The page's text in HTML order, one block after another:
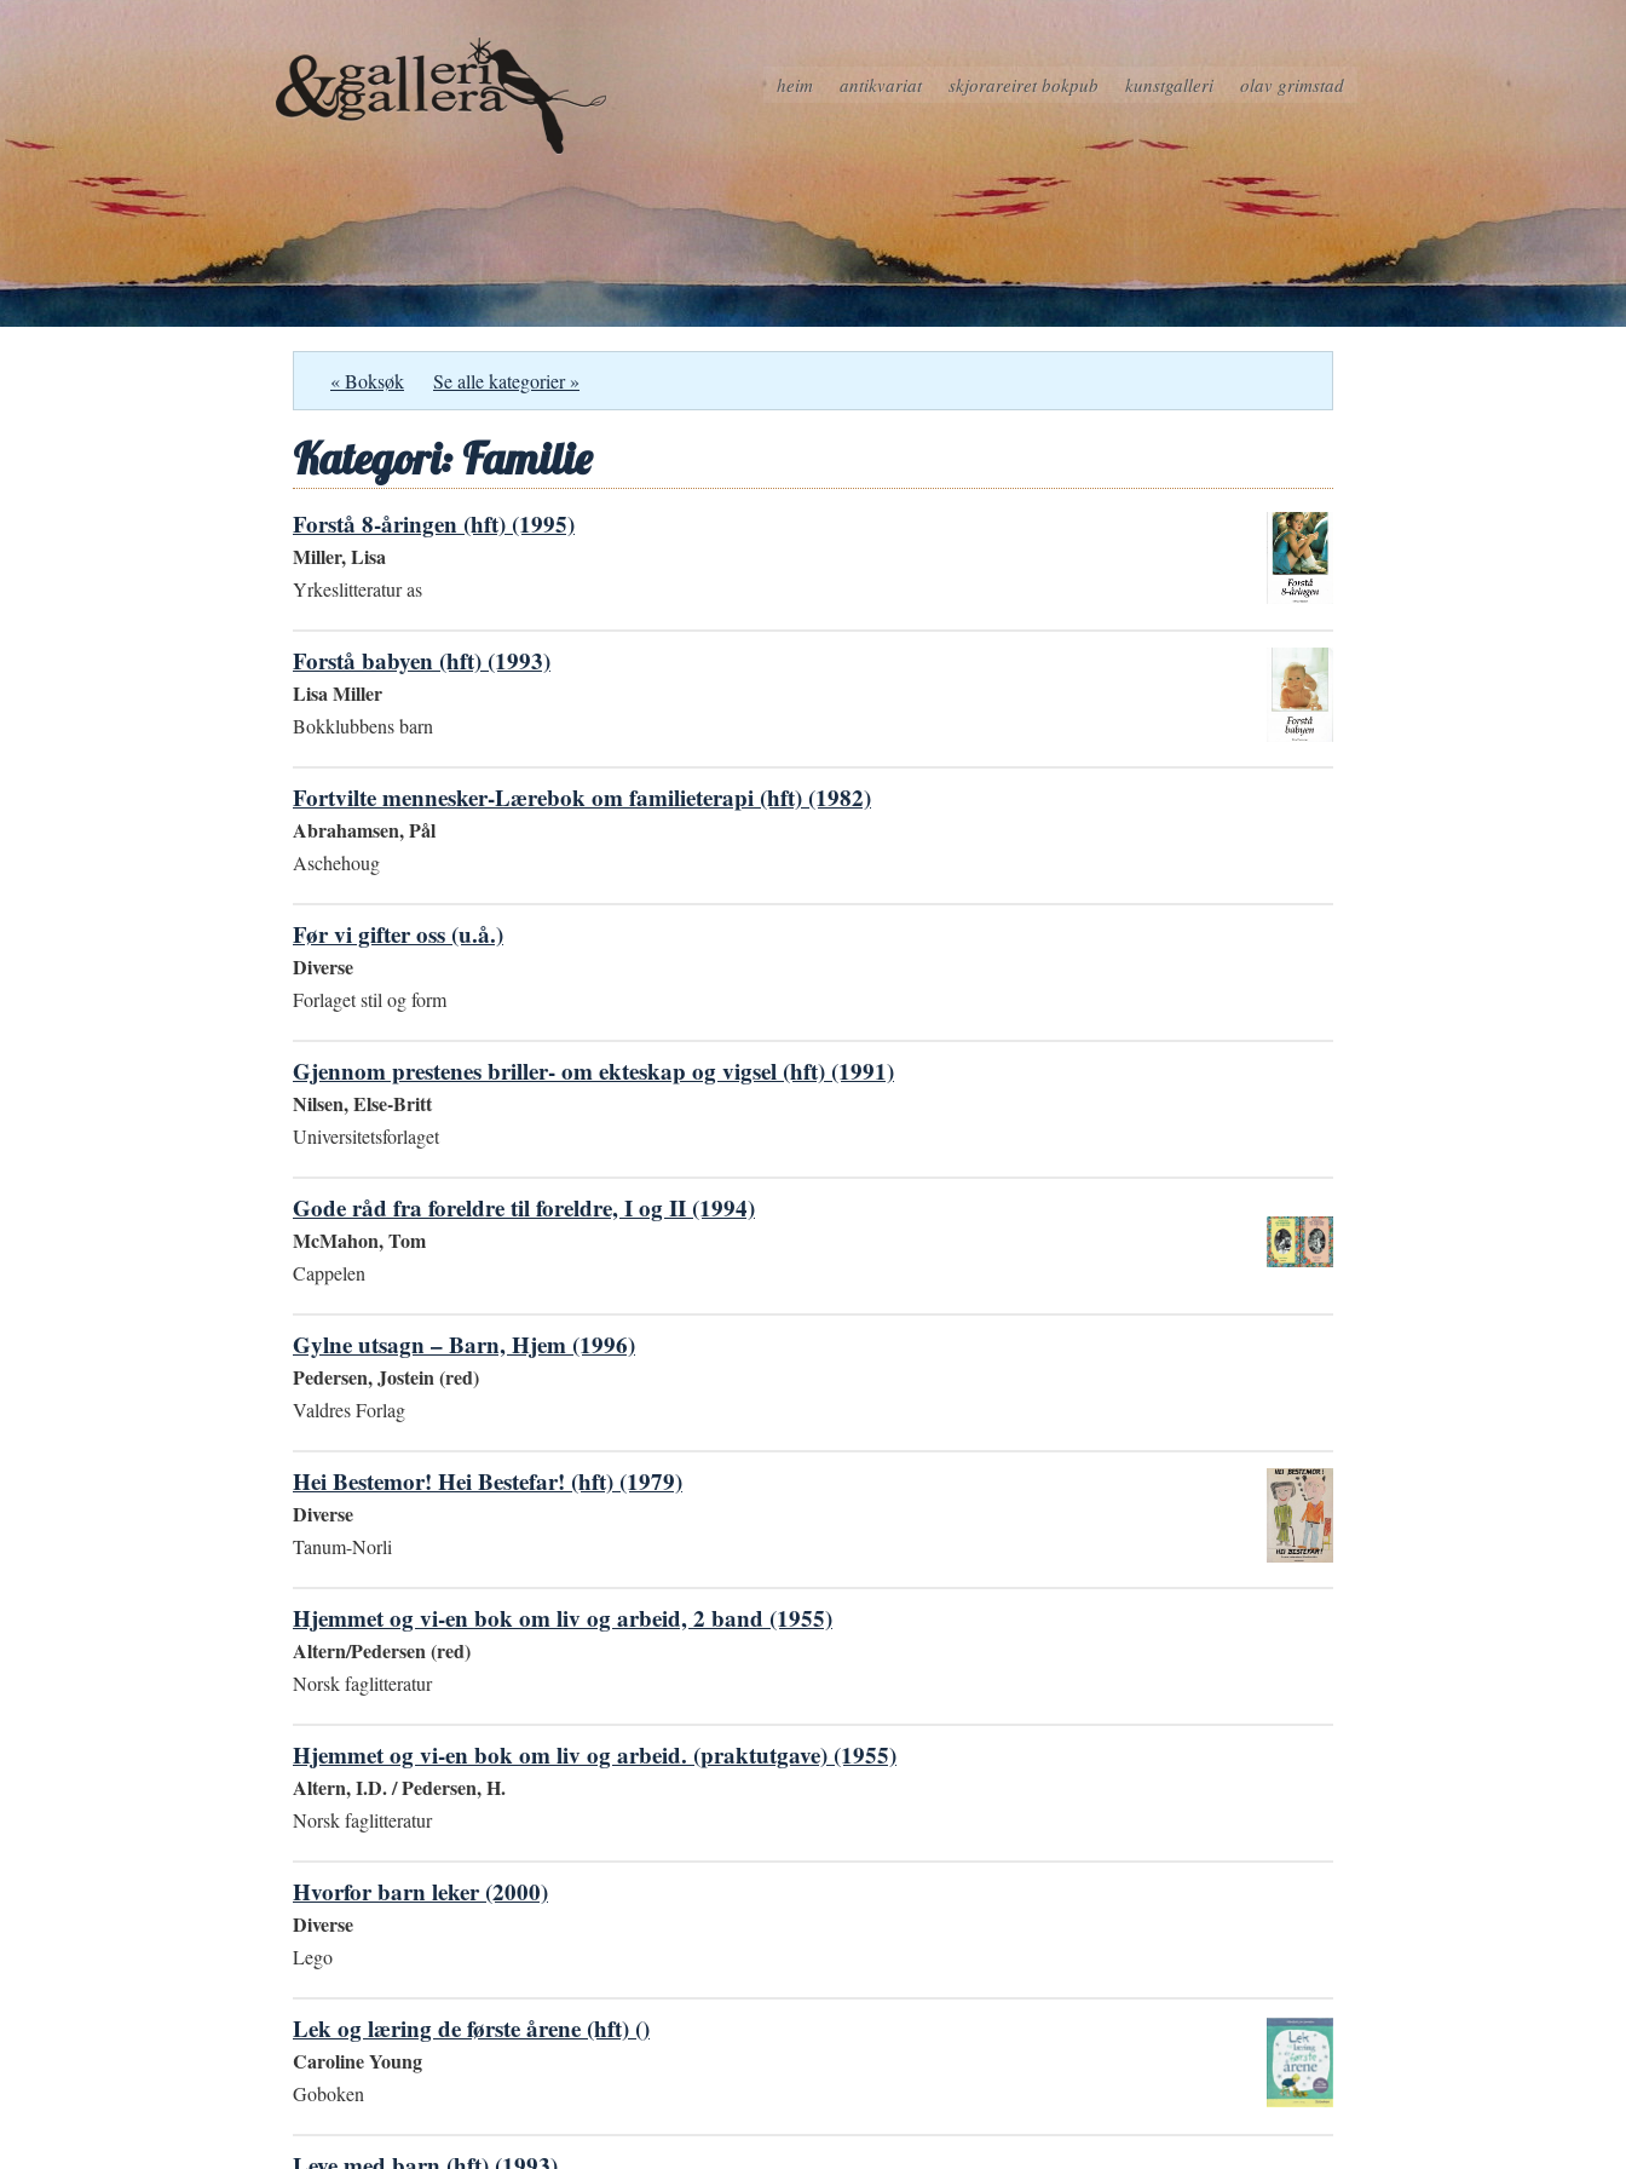
heim antikvariat skjorareiret bokpub kunstgalleri olav grimstad
« Boksøk Se alle kategorier »
Kategori: Familie
Forstå 8-åringen (hft) (1995)
Miller, Lisa
Yrkeslitteratur as
Forstå babyen (hft) (1993)
Lisa Miller
Bokklubbens barn
Fortvilte mennesker-Lærebok om familieterapi (hft) (1982)
Abrahamsen, Pål
Aschehoug
Før vi gifter oss (u.å.)
Diverse
Forlaget stil og form
Gjennom prestenes briller- om ekteskap og vigsel (hft) (1991)
Nilsen, Else-Britt
Universitetsforlaget
Gode råd fra foreldre til foreldre, I og II (1994)
McMahon, Tom
Cappelen
Gylne utsagn – Barn, Hjem (1996)
Pedersen, Jostein (red)
Valdres Forlag
Hei Bestemor! Hei Bestefar! (hft) (1979)
Diverse
Tanum-Norli
Hjemmet og vi-en bok om liv og arbeid, 2 band (1955)
Altern/Pedersen (red)
Norsk faglitteratur
Hjemmet og vi-en bok om liv og arbeid. (praktutgave) (1955)
Altern, I.D. / Pedersen, H.
Norsk faglitteratur
Hvorfor barn leker (2000)
Diverse
Lego
Lek og læring de første årene (hft) ()
Caroline Young
Goboken